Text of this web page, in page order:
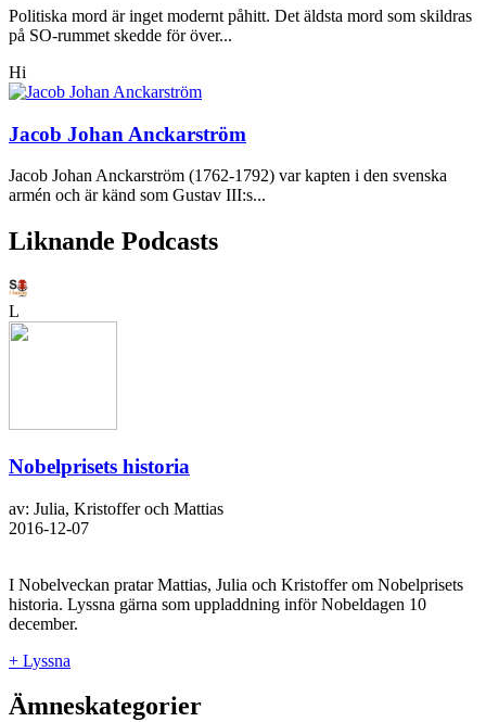
Politiska mord är inget modernt påhitt. Det äldsta mord som skildras
på SO-rummet skedde för över...
Hi
Jacob Johan Anckarström
Jacob Johan Anckarström (1762-1792) var kapten i den svenska
armén och är känd som Gustav III:s...
Liknande Podcasts
L
Nobelprisets historia
av: Julia, Kristoffer och Mattias
2016-12-07
I Nobelveckan pratar Mattias, Julia och Kristoffer om Nobelprisets
historia. Lyssna gärna som uppladdning inför Nobeldagen 10
december.
+ Lyssna
Ämneskategorier